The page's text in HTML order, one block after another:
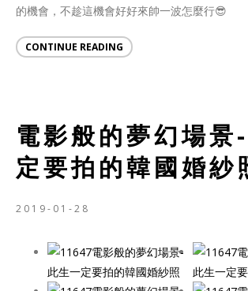
的機會，不趁這機會好好來帥一波怎麼行😎
CONTINUE READING
電影般的夢幻場景
定要拍的韓國婚紗
2019-01-28